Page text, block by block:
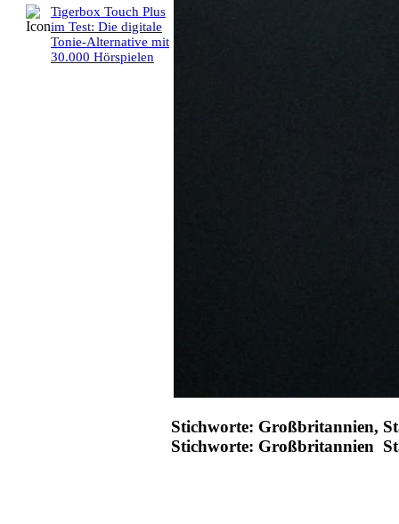
Tigerbox Touch Plus
im Test: Die digitale
Tonie-Alternative mit
30.000 Hörspielen
Stichworte: Großbritannien,
Stichworte: Großbritannien